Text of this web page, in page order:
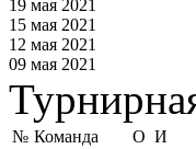
19 мая 2021
15 мая 2021
12 мая 2021
09 мая 2021
№ Команда О И